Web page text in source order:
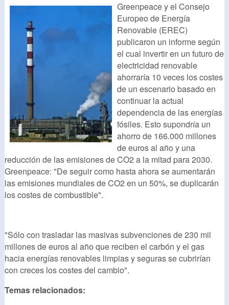
Greenpeace y el Consejo
Europeo de Energía
Renovable (EREC)
publicaron un informe según
el cual invertir en un futuro de
electricidad renovable
ahorraría 10 veces los costes
de un escenario basado en
continuar la actual
dependencia de las energías
fósiles. Esto supondría un
ahorro de 166.000 millones
de euros al año y una
reducción de las emisiones de CO2 a la mitad para 2030.
Greenpeace: "De seguir como hasta ahora se aumentarán
las emisiones mundiales de CO2 en un 50%, se duplicarán
los costes de combustible".
"Sólo con trasladar las masivas subvenciones de 230 mil
millones de euros al año que reciben el carbón y el gas
hacia energías renovables limpias y seguras se cubrirían
con creces los costes del cambio".
Temas relacionados: